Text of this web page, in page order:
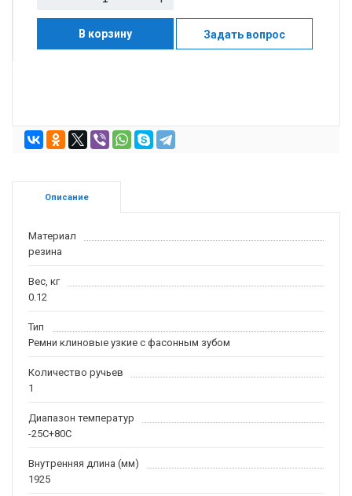
В корзину Задать вопрос
Описание
Материал
резина
Вес, кг
0.12
Тип
Ремни клиновые узкие с фасонным зубом
Количество ручьев
1
Диапазон температур
-25С+80С
Внутренняя длина (мм)
1925